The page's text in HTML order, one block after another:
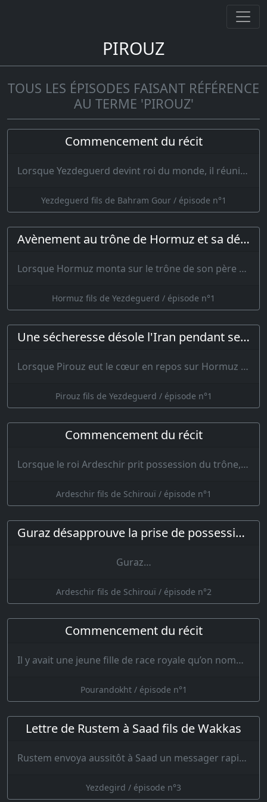
PIROUZ
TOUS LES ÉPISODES FAISANT RÉFÉRENCE
AU TERME 'PIROUZ'
Commencement du récit
Lorsque Yezdeguerd devint roi du monde, il réunit son armée dispersée ; les Mobeds et les nobles,…
Yezdeguerd fils de Bahram Gour / épisode n°1
Avènement au trône de Hormuz et sa déposition par son frère Pirouz
Lorsque Hormuz monta sur le trône de son père et qu’…
Hormuz fils de Yezdeguerd / épisode n°1
Une sécheresse désole l'Iran pendant sept ans
Lorsque Pirouz eut le cœur en repos sur Hormuz et que son esprit fut déli…
Pirouz fils de Yezdeguerd / épisode n°1
Commencement du récit
Lorsque le roi Ardeschir prit possession du trône, ses sujets grands et petits et plusieurs homme…
Ardeschir fils de Schirouï / épisode n°1
Guraz désapprouve la prise de possession du trône par Ardeschir et le fait assassiner par Firouz, fils de Khosrou
Guraz…
Ardeschir fils de Schirouï / épisode n°2
Commencement du récit
Il y avait une jeune fille de race royale qu’on nommait Pouran ; quoique les affaires aillent mal…
Pourandokht / épisode n°1
Lettre de Rustem à Saad fils de Wakkas
Rustem envoya aussitôt à Saad un messager rapide comme l’éclair et la foudre. Il…
Yezdegird / épisode n°3